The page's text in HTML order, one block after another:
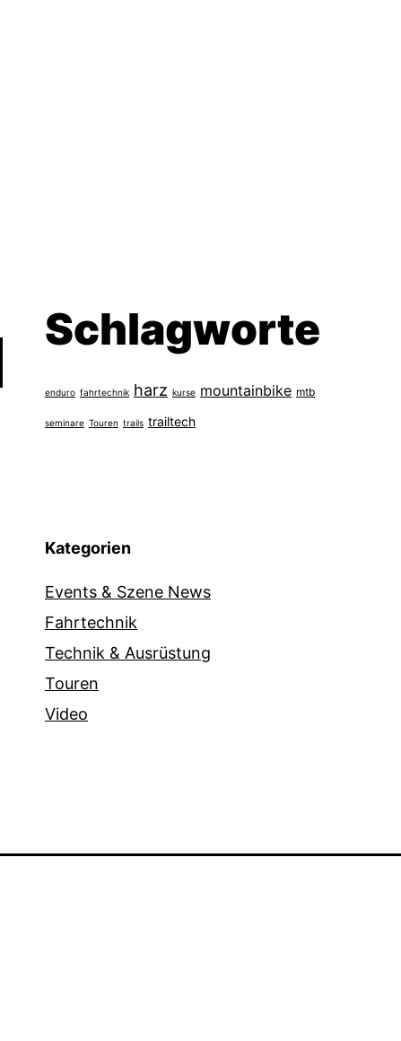
Schlagworte
enduro fahrtechnik harz kurse mountainbike mtb
seminare Touren trails trailtech
Kategorien
Events & Szene News
Fahrtechnik
Technik & Ausrüstung
Touren
Video